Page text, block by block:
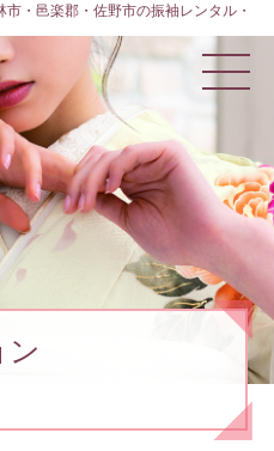
市・邑楽郡・佐野市の振袖レンタル・
ン